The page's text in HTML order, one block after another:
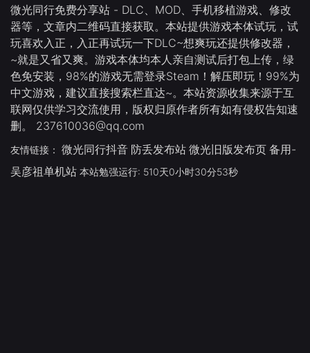
微光同行免费分享站 - DLC、MOD、手机移植游戏、修改
器等，文章内二维码直接获取。本站提供游戏本体试玩，试
玩喜欢入正，入正再试玩一下DLC~想爽玩还提供修改器，
~就是又省又爽。游戏本体均本人亲自测试后打包上传，绿
色免安装，98%的游戏无需登录Steam！解压即玩！99%为
中文游戏，建议直接搜索栏直达~。本站资源收集来源于互
联网仅供学习交流使用，版权归原作者所有如有侵权告知速
删。 237610036@qq.com
友情链接： 微光同行抖音 防丢发布站 微光旧版发布页 备用-
吴彦祖单机站 本站勉强运行: 510天0小时30分54秒